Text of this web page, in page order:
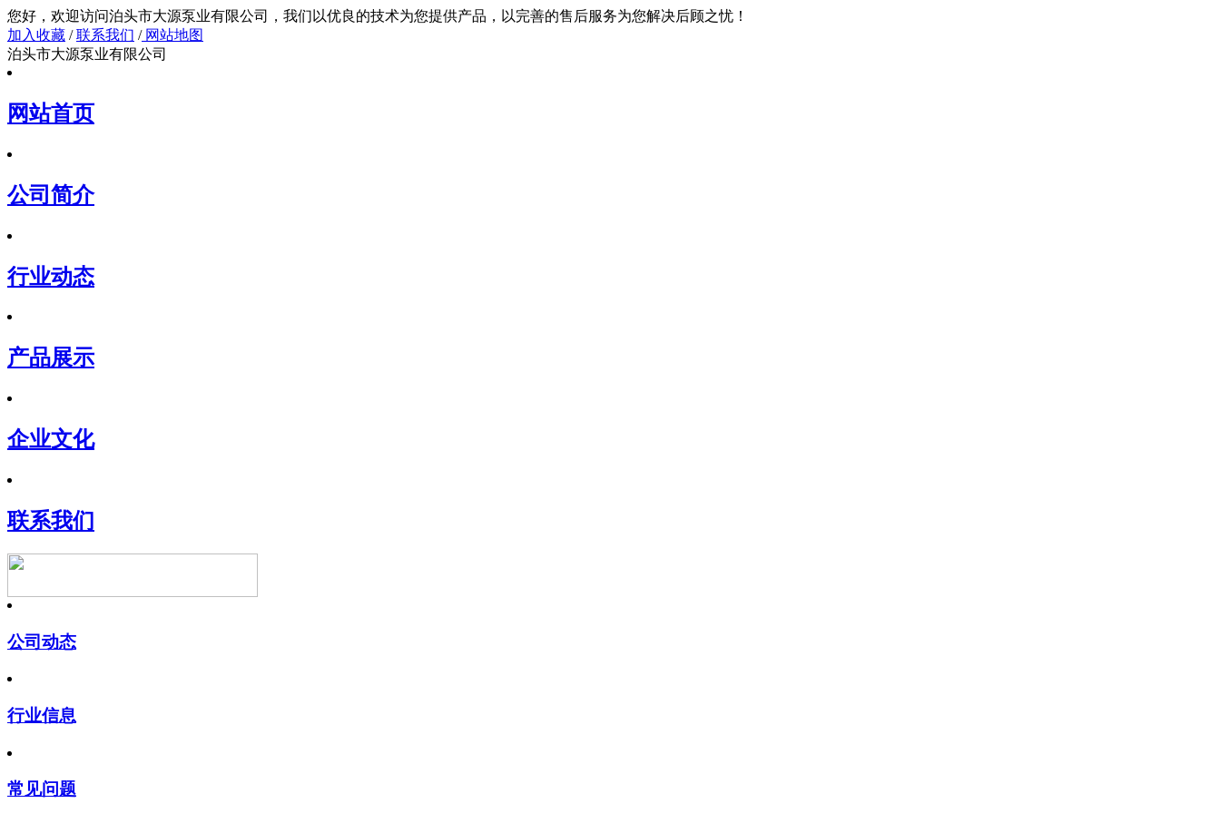
您好，欢迎访问泊头市大源泵业有限公司，我们以优良的技术为您提供产品，以完善的售后服务为您解决后顾之忧！
加入收藏 /联系我们 /网站地图
泊头市大源泵业有限公司
网站首页
公司简介
行业动态
产品展示
企业文化
联系我们
公司动态
行业信息
常见问题